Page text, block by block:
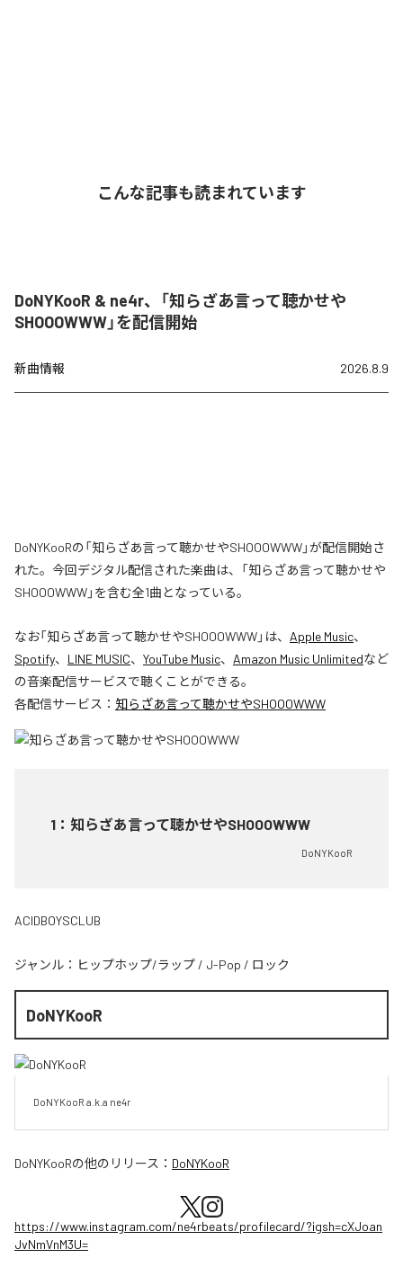
こんな記事も読まれています
DoNYKooR & ne4r、「知らざあ言って聴かせや
SHOOOWWW」を配信開始
新曲情報 2026.8.9
DoNYKooRの「知らざあ言って聴かせやSHOOOWWW」が配信開始さ
れた。今回デジタル配信された楽曲は、「知らざあ言って聴かせや
SHOOOWWW」を含む全1曲となっている。
なお「知らざあ言って聴かせやSHOOOWWW」は、 Apple Music、
Spotify、 LINE MUSIC、 YouTube Music、 Amazon Music Unlimitedなど
の音楽配信サービスで聴くことができる。
各配信サービス： 知らざあ言って聴かせやSHOOOWWW
1 ： 知らざあ言って聴かせやSHOOOWWW
DoNYKooR
ACIDBOYSCLUB
ジャンル： ヒップホップ/ラップ / J-Pop / ロック
DoNYKooR
DoNYKooR a.k.a ne4r
DoNYKooRの他のリリース： DoNYKooR
https://www.instagram.com/ne4rbeats/profilecard/?igsh=cXJoan
JvNmVnM3U=